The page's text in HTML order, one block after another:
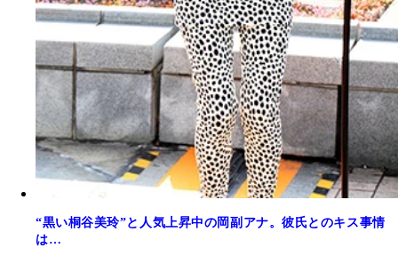
“黒い桐谷美玲”と人気上昇中の岡副アナ。彼氏とのキス事情
は…